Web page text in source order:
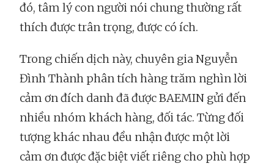
đó, tâm lý con người nói chung thường rất
thích được trân trọng, được có ích.
Trong chiến dịch này, chuyên gia Nguyễn
Đình Thành phân tích hàng trăm nghìn lời
cảm ơn đích danh đã được BAEMIN gửi đến
nhiều nhóm khách hàng, đối tác. Từng đối
tượng khác nhau đều nhận được một lời
cảm ơn được đặc biệt viết riêng cho phù hợp